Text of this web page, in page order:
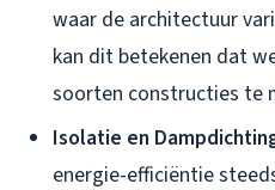
waar de architectuur
kan dit betekenen dat
soorten constructies te
Isolatie en
energie-efficiëntie